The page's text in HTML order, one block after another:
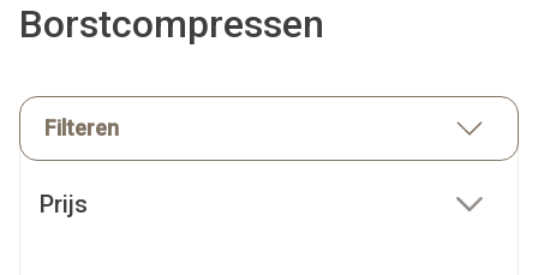
Borstcompressen
Filteren
Prijs